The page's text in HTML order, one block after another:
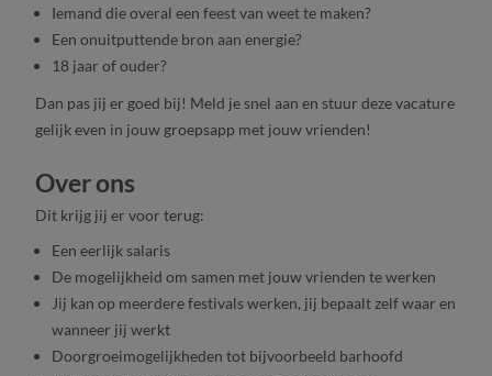
Iemand die overal een feest van weet te maken?
Een onuitputtende bron aan energie?
18 jaar of ouder?
Dan pas jij er goed bij! Meld je snel aan en stuur deze vacature
gelijk even in jouw groepsapp met jouw vrienden!
Over ons
Dit krijg jij er voor terug:
Een eerlijk salaris
De mogelijkheid om samen met jouw vrienden te werken
Jij kan op meerdere festivals werken, jij bepaalt zelf waar en
wanneer jij werkt
Doorgroeimogelijkheden tot bijvoorbeeld barhoofd